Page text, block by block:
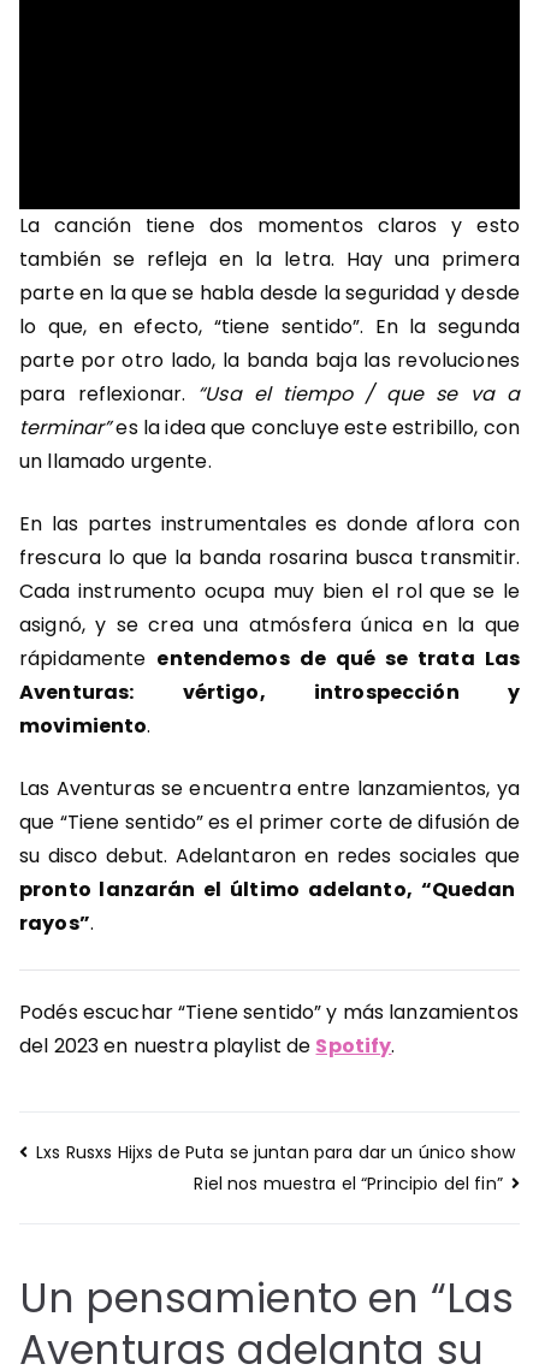
La canción tiene dos momentos claros y esto
también se refleja en la letra. Hay una primera
parte en la que se habla desde la seguridad y desde
lo que, en efecto, “tiene sentido”. En la segunda
parte por otro lado, la banda baja las revoluciones
para reflexionar. “Usa el tiempo / que se va a
terminar”es la idea que concluye este estribillo, con
un llamado urgente.
En las partes instrumentales es donde aflora con
frescura lo que la banda rosarina busca transmitir.
Cada instrumento ocupa muy bien el rol que se le
asignó, y se crea una atmósfera única en la que
rápidamente entendemos de qué se trata Las
Aventuras: vértigo, introspección y
movimiento.
Las Aventuras se encuentra entre lanzamientos, ya
que “Tiene sentido” es el primer corte de difusión de
su disco debut. Adelantaron en redes sociales que
pronto lanzarán el último adelanto, “Quedan
rayos”.
Podés escuchar “Tiene sentido” y más lanzamientos
del 2023 en nuestra playlist de Spotify.
Navegación
Lxs Rusxs Hijxs de Puta se juntan para dar un único show
Riel nos muestra el “Principio del fin”
Un pensamiento en “Las
Aventuras adelanta su